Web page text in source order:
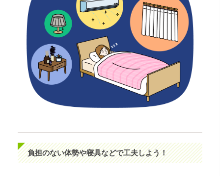
負担のない体勢や寝具などで工夫しよう！